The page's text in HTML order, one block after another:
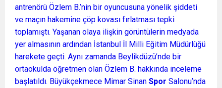
antrenörü Özlem B.’nin bir oyuncusuna yönelik şiddeti
ve maçın hakemine çöp kovası fırlatması tepki
toplamıştı. Yaşanan olaya ilişkin görüntülerin medyada
yer almasının ardından İstanbul İl Milli Eğitim Müdürlüğü
harekete geçti. Aynı zamanda Beylikdüzü’nde bir
ortaokulda öğretmen olan Özlem B. hakkında inceleme
başlatıldı. Büyükçekmece Mimar Sinan Spor Salonu’nda